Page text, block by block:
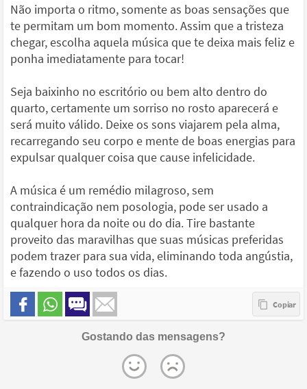
Não importa o ritmo, somente as boas sensações que
te permitam um bom momento. Assim que a tristeza
chegar, escolha aquela música que te deixa mais feliz e
ponha imediatamente para tocar!
Seja baixinho no escritório ou bem alto dentro do
quarto, certamente um sorriso no rosto aparecerá e
será muito válido. Deixe os sons viajarem pela alma,
recarregando seu corpo e mente de boas energias para
expulsar qualquer coisa que cause infelicidade.
A música é um remédio milagroso, sem
contraindicação nem posologia, pode ser usado a
qualquer hora da noite ou do dia. Tire bastante
proveito das maravilhas que suas músicas preferidas
podem trazer para sua vida, eliminando toda angústia,
e fazendo o uso todos os dias.
Gostando das mensagens?